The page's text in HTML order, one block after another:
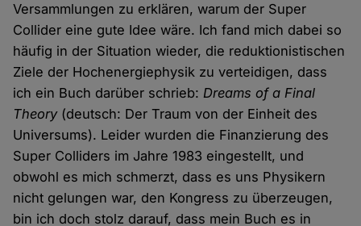
Versammlungen zu erklären, warum der Super
Collider eine gute Idee wäre. Ich fand mich dabei so
häufig in der Situation wieder, die reduktionistischen
Ziele der Hochenergiephysik zu verteidigen, dass
ich ein Buch darüber schrieb:Dreams of a Final
Theory(deutsch: Der Traum von der Einheit des
Universums). Leider wurden die Finanzierung des
Super Colliders im Jahre 1983 eingestellt, und
obwohl es mich schmerzt, dass es uns Physikern
nicht gelungen war, den Kongress zu überzeugen,
bin ich doch stolz darauf, dass mein Buch es in